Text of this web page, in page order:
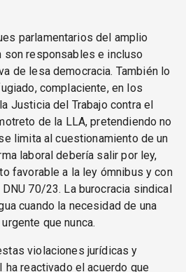
parlamentarios del amplio
son responsables e incluso
de lesa democracia. También lo
complaciente, en los
Justicia del Trabajo contra el
de la LLA, pretendiendo no
limita al cuestionamiento de un
laboral debería salir por ley,
favorable a la ley ómnibus y con
70/23. La burocracia sindical
cuando la necesidad de una
que nunca.
violaciones jurídicas y
reactivado el acuerdo que